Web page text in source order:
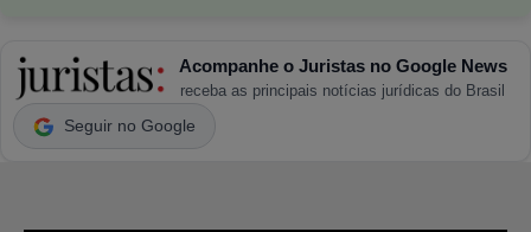
Acompanhe o Juristas no Google News
receba as principais notícias jurídicas do Brasil
Seguir no Google